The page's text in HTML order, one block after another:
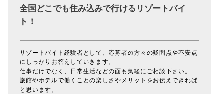
全国どこでも住み込みで行けるリゾートバイ
ト！
リゾートバイト経験者として、応募者の方々の疑問点や不安点
にしっかりお答えしていきます。
仕事だけでなく、日常生活などの面も気軽にご相談下さい。
旅館やホテルで働くことの楽しさやメリットをお伝えできれば
と思います。